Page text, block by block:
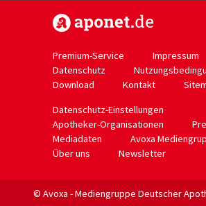
Premium-Service
Impressum
Datenschutz
Download
Kontakt
Datenschutz-Einstellungen
Apotheker-Organisationen
Mediadaten
Avoxa
Über uns
Newsletter
© Avoxa - Mediengruppe Deutscher